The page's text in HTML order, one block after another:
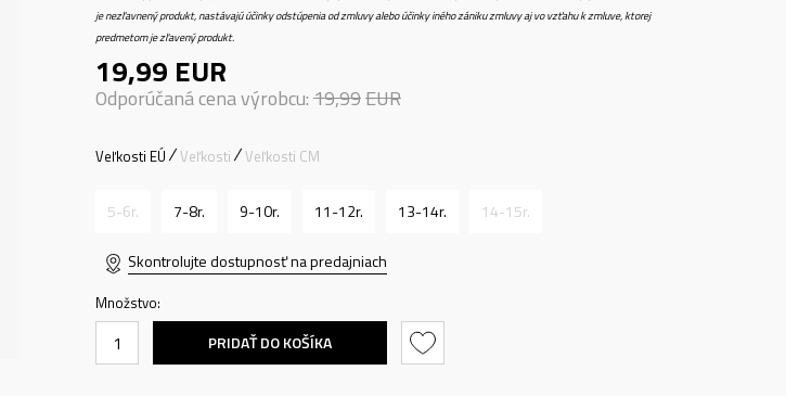
je nezľavnený produkt, nastávajú účinky odstúpenia od zmluvy alebo účinky iného zániku zmluvy aj vo vzťahu k zmluve, ktorej
predmetom je zľavený produkt.
19,99 EUR
Odporúčaná cena výrobcu:19,99EUR
Veľkosti EÚ Veľkosti Veľkosti CM
5-6r. 7-8r. 9-10r. 11-12r. 13-14r. 14-15r.
Skontrolujte dostupnosť na predajniach
Množstvo:
PRIDAŤ DO KOŠÍKA